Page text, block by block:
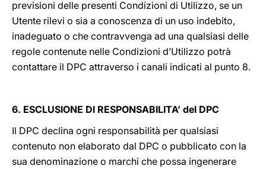
previsioni delle presenti Condizioni di Utilizzo, se un
Utente rilevi o sia a conoscenza di un uso indebito,
inadeguato o che contravvenga ad una qualsiasi delle
regole contenute nelle Condizioni d’Utilizzo potrà
contattare il DPC attraverso i canali indicati al punto 8.
6. ESCLUSIONE DI RESPONSABILITA’ del DPC
Il DPC declina ogni responsabilità per qualsiasi
contenuto non elaborato dal DPC o pubblicato con la
sua denominazione o marchi che possa ingenerare